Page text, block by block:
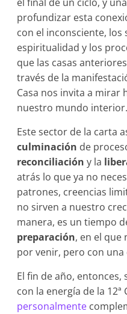
profundizar esta
con el inconsciente, los
espiritualidad y los
que las casas
través de la
Casa nos invita a mirar
nuestro mundo interior.
Este sector de la carta
culminación de
reconciliación y la
atrás lo que ya no
patrones, creencias
no sirven a nuestro
manera, es un tiempo
preparación, en el que
por venir, pero con
El fin de año,
con la energía de la 12ª
personalmente